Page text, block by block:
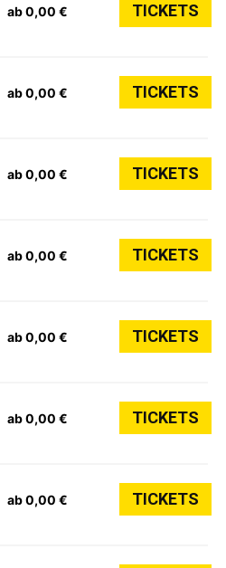
ab 0,00 € TICKETS
ab 0,00 € TICKETS
ab 0,00 € TICKETS
ab 0,00 € TICKETS
ab 0,00 € TICKETS
ab 0,00 € TICKETS
ab 0,00 € TICKETS